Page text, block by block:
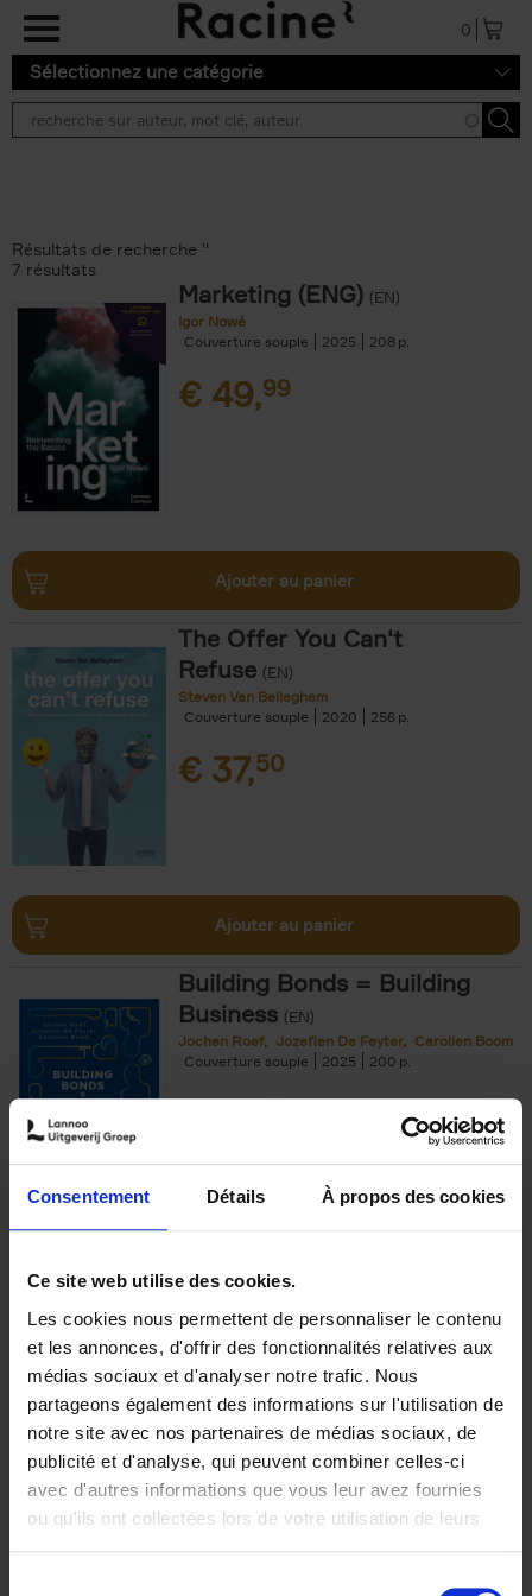
Consentement Détails À propos des cookies
Ce site web utilise des cookies.
Les cookies nous permettent de personnaliser le contenu
et les annonces, d'offrir des fonctionnalités relatives aux
médias sociaux et d'analyser notre trafic. Nous
partageons également des informations sur l'utilisation de
notre site avec nos partenaires de médias sociaux, de
publicité et d'analyse, qui peuvent combiner celles-ci
avec d'autres informations que vous leur avez fournies
ou qu'ils ont collectées lors de votre utilisation de leurs
Aller au contenu principal
0
Sélectionnez une catégorie
Résultats de recherche ''
7 résultats
Marketing (ENG) (EN)
Igor Nowé
Couverture souple
2025 208
€ 49,99
Ajouter au panier
The Offer You Can't
Refuse (EN)
Steven Van Belleghem
Couverture souple
2020 256
€ 37,50
Ajouter au panier
Building Bonds = Building
Business (EN)
Jochen Roef Jozefien De Feyter
Carolien Boom
Couverture souple
2025 200
€29,99
Optichannel Retail. Beyond
the Digital Hysteria
Gino Van Ossel
Autre finition
2019 350
€29,99